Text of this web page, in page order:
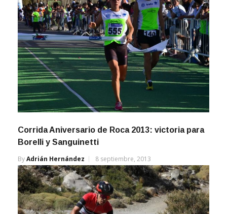
Corrida Aniversario de Roca 2013: victoria para
Borelli y Sanguinetti
ByAdrián Hernández 8 septiembre, 2013